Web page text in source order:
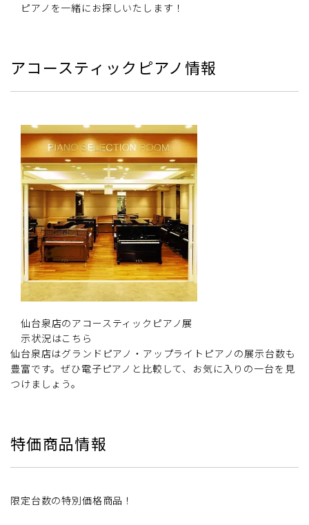
ピアノを一緒にお探しいたします！
アコースティックピアノ情報
仙台泉店のアコースティックピアノ展
示状況はこちら
仙台泉店はグランドピアノ・アップライトピアノの展示台数も
豊富です。ぜひ電子ピアノと比較して、お気に入りの一台を見
つけましょう。
特価商品情報
限定台数の特別価格商品！